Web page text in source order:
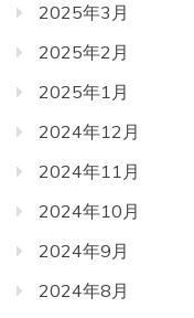
2025年3月
2025年2月
2025年1月
2024年12月
2024年11月
2024年10月
2024年9月
2024年8月